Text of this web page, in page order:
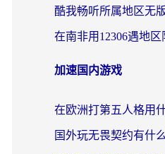
加速国内游戏